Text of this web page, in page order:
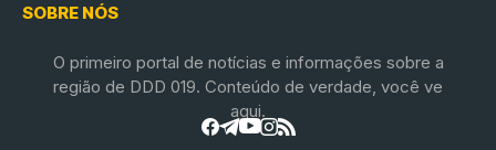
SOBRE NÓS
O primeiro portal de notícias e informações sobre a
região de DDD 019. Conteúdo de verdade, você ve
aqui.